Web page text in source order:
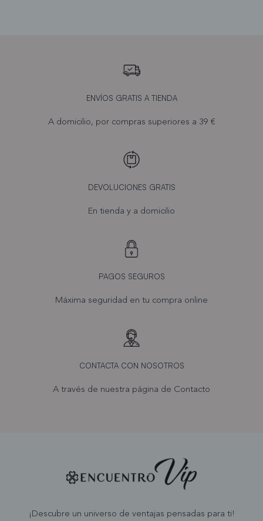
ENVÍOS GRATIS A TIENDA
A domicilio, por compras superiores a 39 €
DEVOLUCIONES GRATIS
En tienda y a domicilio
PAGOS SEGUROS
Máxima seguridad en tu compra online
CONTACTA CON NOSOTROS
A través de nuestra página de Contacto
¡Descubre un universo de ventajas pensadas para ti!